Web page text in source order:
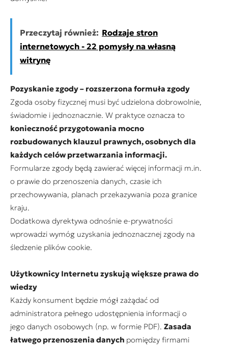
Przeczytaj również: Rodzaje stron
internetowych - 22 pomysły na własną
witrynę
Pozyskanie zgody – rozszerzona formuła zgody
Zgoda osoby fizycznej musi być udzielona dobrowolnie,
świadomie i jednoznacznie. W praktyce oznacza to
konieczność przygotowania mocno
rozbudowanych klauzul prawnych, osobnych dla
każdych celów przetwarzania informacji.
Formularze zgody będą zawierać więcej informacji m.in.
o prawie do przenoszenia danych, czasie ich
przechowywania, planach przekazywania poza granice
kraju.
Dodatkowa dyrektywa odnośnie e-prywatności
wprowadzi wymóg uzyskania jednoznacznej zgody na
śledzenie plików cookie.
Użytkownicy Internetu zyskują większe prawa do
wiedzy
Każdy konsument będzie mógł zażądać od
administratora pełnego udostępnienia informacji o
jego danych osobowych (np. w formie PDF). Zasada
łatwego przenoszenia danych pomiędzy firmami